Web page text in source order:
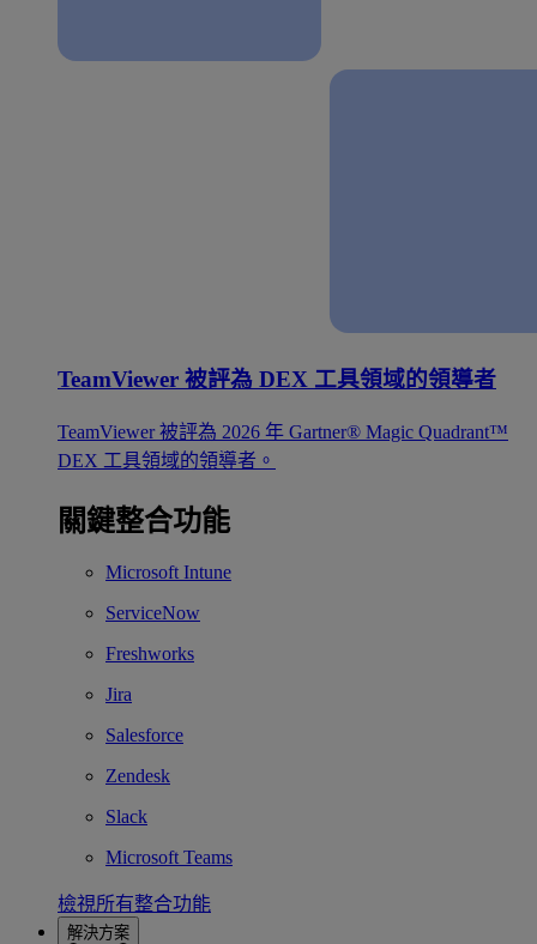
TeamViewer 被評為 DEX 工具領域的領導者
TeamViewer 被評為 2026 年 Gartner® Magic Quadrant™
DEX 工具領域的領導者。
關鍵整合功能
Microsoft Intune
ServiceNow
Freshworks
Jira
Salesforce
Zendesk
Slack
Microsoft Teams
檢視所有整合功能
解決方案